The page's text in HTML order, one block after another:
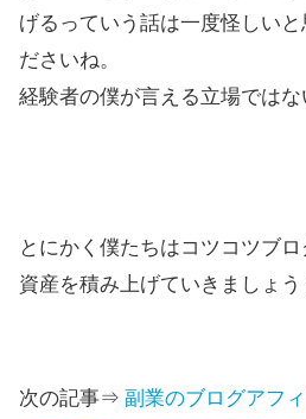
げるっていう話は一度怪しいと
ださいね。
経験者の僕が言える立場では
とにかく僕たちはコツコツブ
資産を積み上げていきましょう
次の記事⇒ 副業のブログアフ